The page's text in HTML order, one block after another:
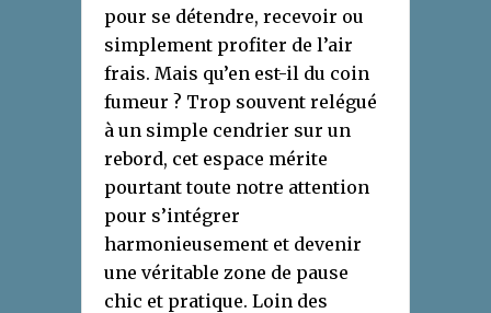
pour se détendre, recevoir ou
simplement profiter de l’air
frais. Mais qu’en est-il du coin
fumeur ? Trop souvent relégué
à un simple cendrier sur un
rebord, cet espace mérite
pourtant toute notre attention
pour s’intégrer
harmonieusement et devenir
une véritable zone de pause
chic et pratique. Loin des